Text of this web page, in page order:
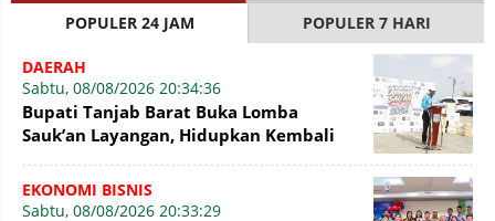
POPULER 24 JAM POPULER 7 HARI
DAERAH
Sabtu, 08/08/2026 20:34:36
Bupati Tanjab Barat Buka Lomba
Sauk’an Layangan, Hidupkan Kembali
EKONOMI BISNIS
Sabtu, 08/08/2026 20:33:29